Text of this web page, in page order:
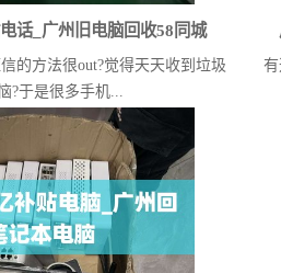
话_广州旧电脑回收58同城
方法很out?觉得天天收到垃圾
?于是很多手机...